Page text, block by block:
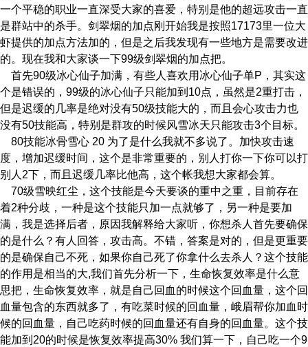
一个平稳的职业一直深受大家的喜爱，特别是他的超远攻击一直
是群站中的杀手。剑翠烟的加点刚开始我是按照17173里一位大
虾提供的加点方法加的，但是之后我发现有一些地方是需要改进
的。现在我和大家谈一下99级剑翠烟的加点把。
首先90级冰心仙子加满，有些人喜欢用冰心仙子单P，其实这
个是错误的，99级的冰心仙子只能加到10点，虽然是2重打击，
但是迟缓的几率是绝对没有50级技能大的，而且会心攻击力也
没有50技能高，特别是群攻的时候风雪冰天只能攻击3个目标。
80技能冰骨雪心 20 为了是什么我就不多说了。加快攻击速
度，增加迟缓时间，这个是非常重要的，别人打你一下你可以打
别人2下，而且迟缓几率比他高，这个帐我想大家都会算。
70级雪映红尘，这个技能是今天要谈的重中之重，目前存在
着2种分歧，一种是这个技能只加一点就够了，另一种是要加
满，我是选择后者，原因我解释给大家听，你想杀人首先要确保
的是什么？有人回答，攻击高。不错，答案是对的，但是更重要
的是确保自己不死，如果你自己死了你拿什么去杀人？这个技能
的作用是相当的大,我们首先分析一下，生命恢复效率是什么意
思把，生命恢复效率，就是自己回血的时候这个回血量，这个回
血量包含的东西就多了，有吃菜时候的回血量，峨眉帮你加血时
候的回血量，自己吃药时候的回血量还有自身的回血量。这个技
能加到20的时候是恢复效率提高30% 我们算一下，自己吃一个9